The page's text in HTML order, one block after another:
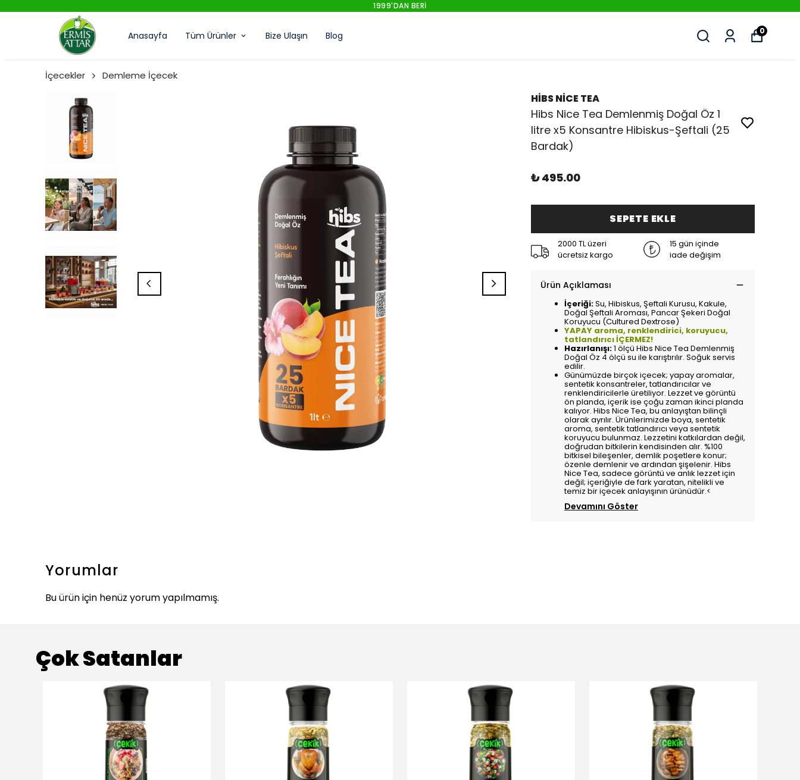
1999'DAN BERI
Anasayfa Tüm Ürünler Bize Ulaşın Blog 0
İçecekler Demleme İçecek
HİBS NİCE TEA
Hibs Nice Tea Demlenmiş Doğal Öz 1
litre x5 Konsantre Hibiskus-Şeftali (25
Bardak)
₺ 495.00
SEPETE EKLE
2000 TL üzeri
ücretsiz kargo
15 gün içinde
iade değişim
Ürün Açıklaması
İçeriği:Su, Hibiskus, Şeftali Kurusu, Kakule,
Doğal Şeftali Aroması, Pancar Şekeri Doğal
Koruyucu (Cultured Dextrose)
YAPAY aroma, renklendirici, koruyucu,
tatlandırıcı İÇERMEZ!
Hazırlanışı:1 ölçü Hibs Nice Tea Demlenmiş
Doğal Öz 4 ölçü su ile karıştırılır. Soğuk servis
edilir.
Günümüzde birçok içecek; yapay aromalar,
sentetik konsantreler, tatlandırıcılar ve
renklendiricilerle üretiliyor. Lezzet ve görüntü
ön planda, içerik ise çoğu zaman ikinci planda
kalıyor. Hibs Nice Tea, bu anlayıştan bilinçli
olarak ayrılır. Ürünlerimizde boya, sentetik
aroma, sentetik tatlandırıcı veya sentetik
koruyucu bulunmaz. Lezzetini katkılardan değil,
doğrudan bitkilerin kendisinden alır. %100
bitkisel bileşenler, demlik poşetlere konur;
özenle demlenir ve ardından şişelenir. Hibs
Nice Tea, sadece görüntü ve anlık lezzet için
değil; içeriğiyle de fark yaratan, nitelikli ve
temiz bir içecek anlayışının ürünüdür.<
Devamını Göster
Yorumlar
Bu ürün için henüz yorum yapılmamış.
Çok Satanlar